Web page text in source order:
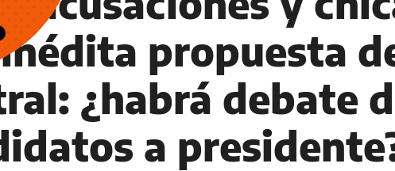
propuesta
¿habrá debate
a